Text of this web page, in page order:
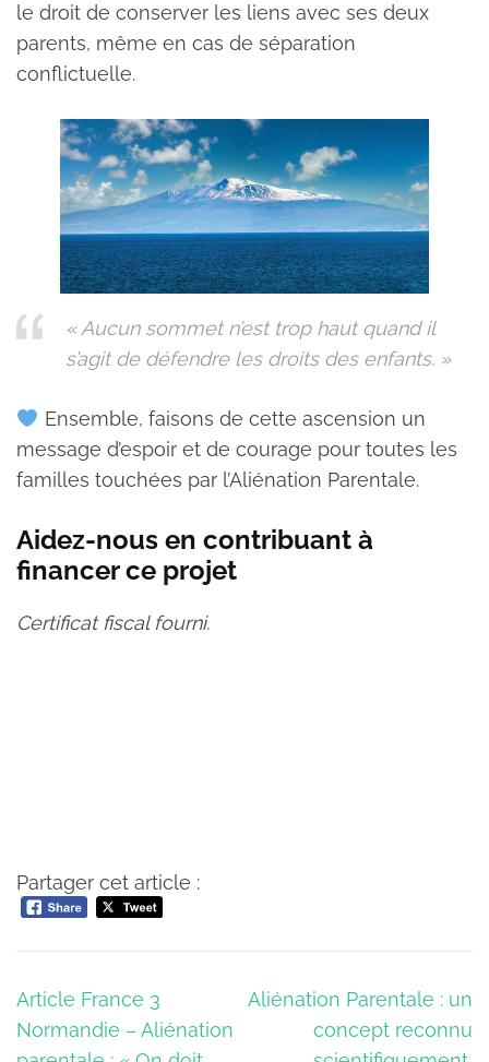
le droit de conserver les liens avec ses deux
parents, même en cas de séparation
conflictuelle.
« Aucun sommet n’est trop haut quand il
s’agit de défendre les droits des enfants. »
Ensemble, faisons de cette ascension un
message d’espoir et de courage pour toutes les
familles touchées par l’Aliénation Parentale.
Aidez-nous en contribuant à
financer ce projet
Certificat fiscal fourni.
Partager cet article :
Navigation
de
Article France 3
Normandie – Aliénation
Aliénation Parentale : un
concept reconnu